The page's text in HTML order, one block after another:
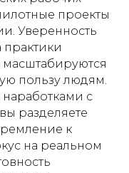
проекты
Уверенность
практики
масштабируются
пользу людям.
с
разделяете
к
на реальном